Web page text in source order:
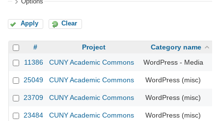
Apply Clear
# Project
Category name
11386
CUNY Academic Commons WordPress - Media
25049 CUNY Academic Commons WordPress (misc)
23709 CUNY Academic Commons WordPress (misc)
23484 CUNY Academic Commons WordPress (misc)